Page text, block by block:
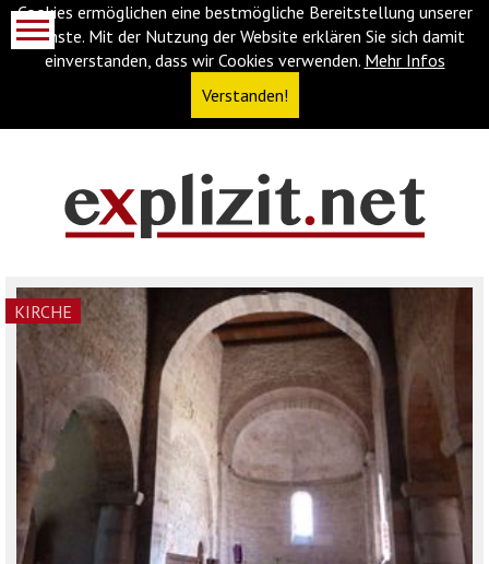
Cookies ermöglichen eine bestmögliche Bereitstellung unserer
Dienste. Mit der Nutzung der Website erklären Sie sich damit
einverstanden, dass wir Cookies verwenden. Mehr Infos
Verstanden!
(Accesskey
'1')Zur
Navigation
springen
(Accesskey
Zur
Suche
springen
(Accesskey
KIRCHE